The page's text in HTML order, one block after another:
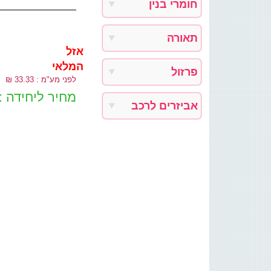
אזל
המלאי
לפני מע"מ : 33.33 ₪
מחיר
חומרי בנין
תאורה
פרזול
אביזרים לרכב